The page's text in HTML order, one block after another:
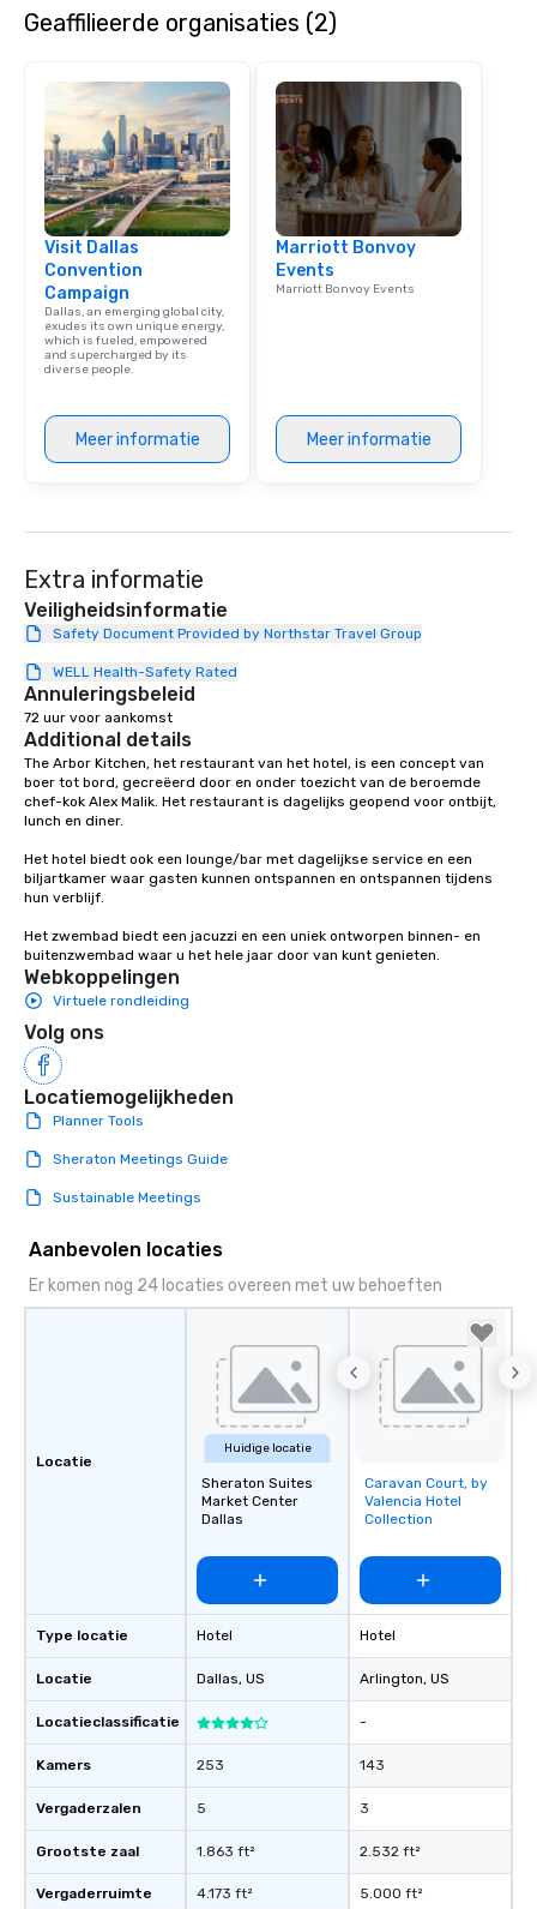
Geaffilieerde organisaties (2)
Visit Dallas
Convention
Campaign
Dallas, an emerging global city,
exudes its own unique energy,
which is fueled, empowered
and supercharged by its
diverse people.
Meer informatie
Marriott Bonvoy
Events
Marriott Bonvoy Events
Meer informatie
Extra informatie
Veiligheidsinformatie
Safety Document Provided by Northstar Travel Group
WELL Health-Safety Rated
Annuleringsbeleid
72 uur voor aankomst
Additional details
The Arbor Kitchen, het restaurant van het hotel, is een concept van
boer tot bord, gecreëerd door en onder toezicht van de beroemde
chef-kok Alex Malik. Het restaurant is dagelijks geopend voor ontbijt,
lunch en diner.
Het hotel biedt ook een lounge/bar met dagelijkse service en een
biljartkamer waar gasten kunnen ontspannen en ontspannen tijdens
hun verblijf.
Het zwembad biedt een jacuzzi en een uniek ontworpen binnen- en
buitenzwembad waar u het hele jaar door van kunt genieten.
Webkoppelingen
Virtuele rondleiding
Volg ons
Locatiemogelijkheden
Planner Tools
Sheraton Meetings Guide
Sustainable Meetings
Aanbevolen locaties
Er komen nog 24 locaties overeen met uw behoeften
Locatie
Type locatie
Locatie
Locatieclassificatie
Kamers
Vergaderzalen
Grootste zaal
Vergaderruimte
Huidige locatie
Sheraton Suites
Market Center
Dallas
Hotel
Dallas, US
253
5
1.863 ft²
4.173 ft²
Removed from
favorites
Caravan Court, by
Valencia Hotel
Collection
Hotel
Arlington, US
-
143
3
2.532 ft²
5.000 ft²